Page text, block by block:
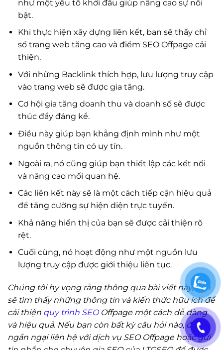
như một yếu tố khởi đầu giúp nâng cao sự nổi
bật.
Khi thực hiện xây dựng liên kết, bạn sẽ thấy chỉ
số trang web tăng cao và điểm SEO Offpage cải
thiện.
Với những Backlink thích hợp, lưu lượng truy cập
vào trang web sẽ được gia tăng.
Cơ hội gia tăng doanh thu và doanh số sẽ được
thúc đẩy đáng kể.
Điều này giúp bạn khẳng định mình như một
nguồn thông tin có uy tín.
Ngoài ra, nó cũng giúp bạn thiết lập các kết nối
và nâng cao mối quan hệ.
Các liên kết này sẽ là một cách tiếp cận hiệu quả
để tăng cường sự hiện diện trực tuyến.
Khả năng hiển thị của bạn sẽ được cải thiện rõ
rệt.
Cuối cùng, nó hoạt động như một nguồn lưu
lượng truy cập được giới thiệu liên tục.
Chúng tôi hy vọng rằng thông qua bài viết này, bạn
sẽ tìm thấy những thông tin và kiến thức hữu ích để
cải thiện quy trình SEOOffpage một cách dễ dàng
và hiệu quả. Nếu bạn còn bất kỳ câu hỏi nào, đừng
ngần ngại liên hệ với dịch vụ SEO Offpage hoặc gửi